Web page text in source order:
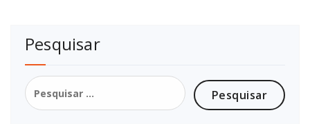
Pesquisar
Pesquisar
por: